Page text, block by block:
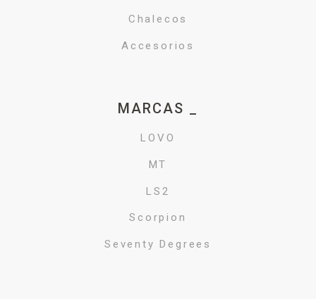
Chalecos
Accesorios
MARCAS _
LOVO
MT
LS2
Scorpion
Seventy Degrees